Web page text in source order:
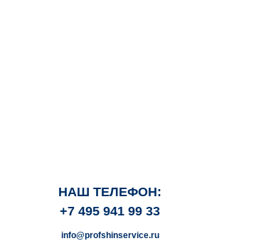
НАШ ТЕЛЕФОН:
+7 495 941 99 33
info@profshinservice.ru